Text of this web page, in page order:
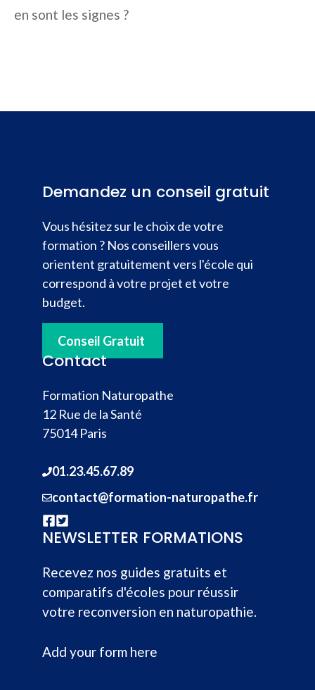
en sont les signes ?
Demandez un conseil gratuit
Vous hésitez sur le choix de votre
formation ? Nos conseillers vous
orientent gratuitement vers l'école qui
correspond à votre projet et votre
budget.
Conseil Gratuit
Contact
Formation Naturopathe
12 Rue de la Santé
75014 Paris
01.23.45.67.89
contact@formation-naturopathe.fr
NEWSLETTER FORMATIONS
Recevez nos guides gratuits et
comparatifs d'écoles pour réussir
votre reconversion en naturopathie.
Add your form here